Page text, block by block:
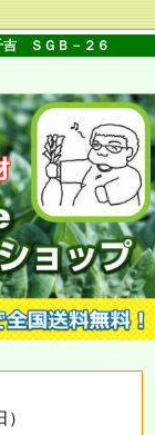
ＳＧＢ－２６